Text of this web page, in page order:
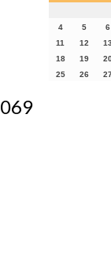
4
5 6
11
12 13
18
19
25
26